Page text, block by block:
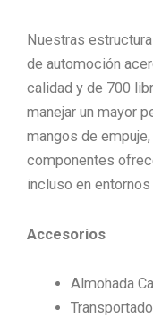
Nuestras
de automoción
calidad y de 700
manejar un mayor
mangos de
componentes
incluso en
Accesorios
Almohada